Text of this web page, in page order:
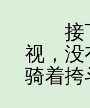
接下
视，没
骑着挎